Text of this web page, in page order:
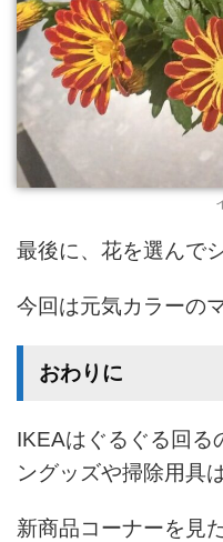
最後に、花を選んで
今回は元気カラーの
おわりに
IKEAはぐるぐる回る
ングッズや掃除用具
新商品コーナーを見